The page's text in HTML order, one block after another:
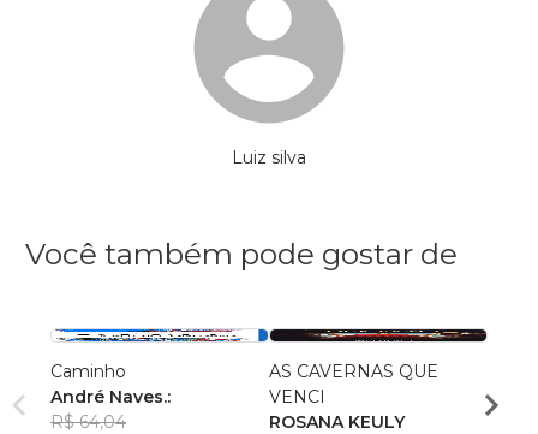
Luiz silva
Você também pode gostar de
Caminho
André Naves.:
R$ 64,04
AS CAVERNAS QUE
VENCI
ROSANA KEULY
Chris
R$